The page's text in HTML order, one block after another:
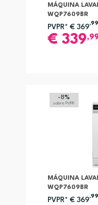
MÁQUINA
WQP7609BR
PVPR* € 369
,99
€ 339
-8%
sobre PVPR
MÁQUINA
WQP7609BR
PVPR* € 369
,99